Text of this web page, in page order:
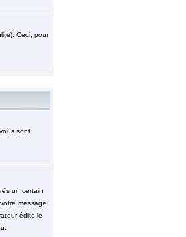
Ceci, pour
sont
un certain
message
édite le